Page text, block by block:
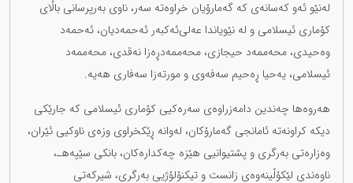
لەنێو ئەو کەسانەی کە گەمارۆیان خراوەتە سەر، ناوی بەرپرسانی باڵای
کۆماری ئیسلامی و لە نێویاندا عەلی‌ئەکبەر ئەحمەدیان، ئەحمەد
وەحیدی، محەممەد حیجازی، محەممەدڕەزا نەقدی، محەممەد
ئیسلامی، یەحیا ڕەحیم سەفەوی و مورتەزا سەفاری هەیە.
هەروەها چەندین دامەزراوەی سەرەکیی کۆماری ئیسلامی کە جارێکی
دیکە کراونەتە ئامانجی گەمارۆکان، لەوانە ڕێکخراوی وزەی ناوکیی ئێران،
وەزارەتی بەرگری و پشتیوانیی هێزە چەکدارەکان، بانکی سێپە‌هـ،
ناوەندی لێکۆڵینەوەی زانست و تیکنۆلۆژیی بەرگری، شیرکەتی